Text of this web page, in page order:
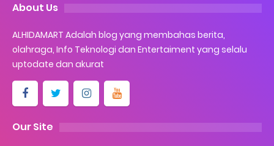
About Us
ALHIDAMART Adalah blog yang membahas berita,
olahraga, Info Teknologi dan Entertaiment yang selalu
uptodate dan akurat
Our Site